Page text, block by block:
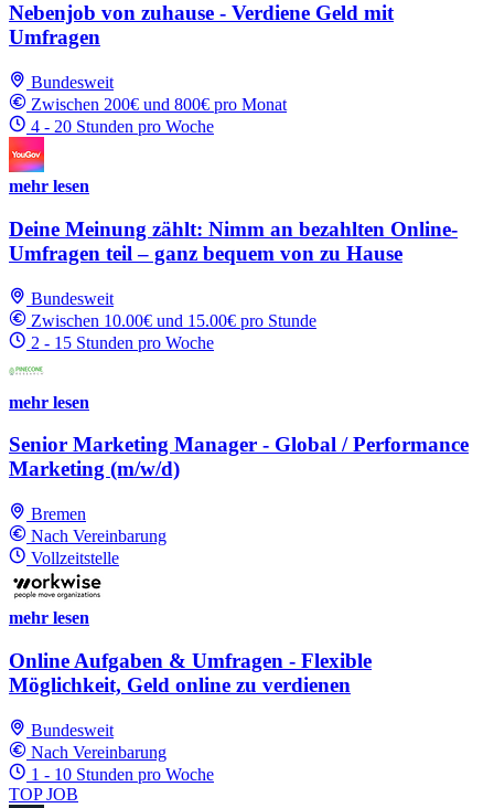
Nebenjob von zuhause - Verdiene Geld mit
Umfragen
Bundesweit
Zwischen 200€ und 800€ pro Monat
4 - 20 Stunden pro Woche
mehr lesen
Deine Meinung zählt: Nimm an bezahlten Online-
Umfragen teil – ganz bequem von zu Hause
Bundesweit
Zwischen 10.00€ und 15.00€ pro Stunde
2 - 15 Stunden pro Woche
mehr lesen
Senior Marketing Manager - Global / Performance
Marketing (m/w/d)
Bremen
Nach Vereinbarung
Vollzeitstelle
mehr lesen
Online Aufgaben & Umfragen - Flexible
Möglichkeit, Geld online zu verdienen
Bundesweit
Nach Vereinbarung
1 - 10 Stunden pro Woche
TOP JOB